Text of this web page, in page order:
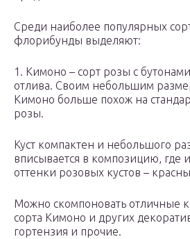
Среди наиболее популярных
флорибунды выделяют:
1. Кимоно – сорт розы с
отлива. Своим небольшим
Кимоно больше похож на
розы.
Куст компактен и небольшого
вписывается в композицию, где
оттенки розовых кустов –
Можно скомпоновать отличные
сорта Кимоно и других
гортензия и прочие.